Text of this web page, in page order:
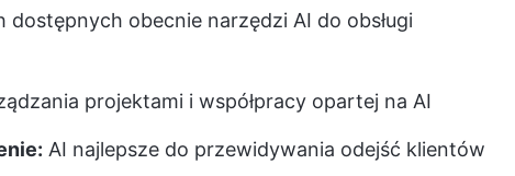
dostępnych obecnie narzędzi AI do obsługi
projektami i współpracy opartej na AI
AI najlepsze do przewidywania odejść klientów